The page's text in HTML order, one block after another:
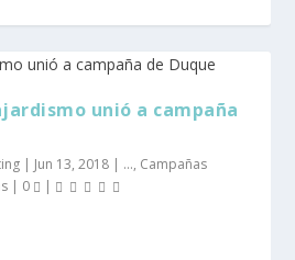
unió a campaña
| Jun 13, 2018 | ..., Campañas
| 0 |